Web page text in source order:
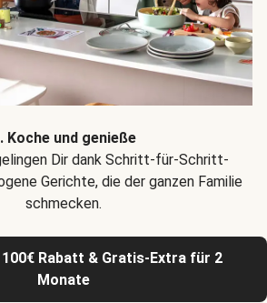
Koche und genieße
Dir dank Schritt-für-Schritt-
Gerichte, die der ganzen Familie
schmecken.
Rabatt & Gratis-Extra für 2
Monate